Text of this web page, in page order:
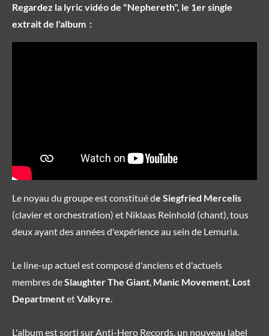
Regardez la lyric vidéo de "Nephereth", le 1er single
extrait de l'album :
Le noyau du groupe est constitué de Siegfried Mercelis
(clavier et orchestration) et Niklaas Reinhold (chant), tous
deux ayant des années d'expérience au sein de Lemuria.
Le line-up actuel est composé d'anciens et d'actuels
membres deSlaughter The Giant Manic Movement Lost
DepartmentetValkyre.
L'album est sorti sur Anti-Hero Records, un nouveau label